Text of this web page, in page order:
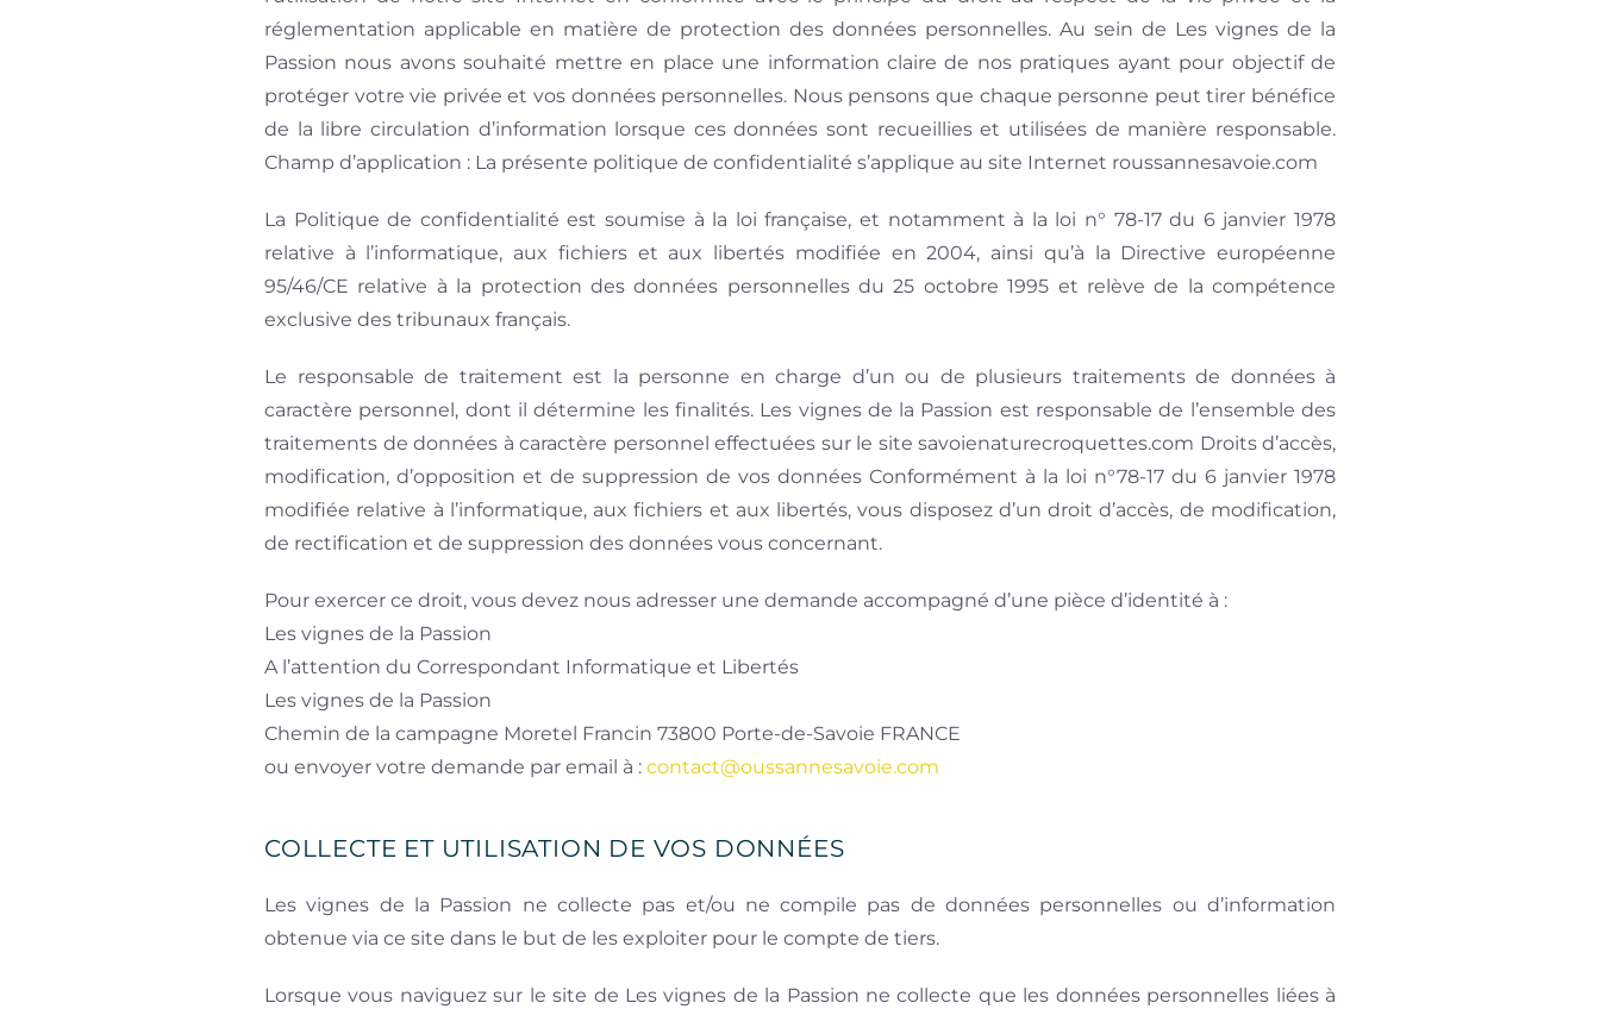
réglementation applicable en matière de protection des données personnelles. Au sein de Les vignes de la
Passion nous avons souhaité mettre en place une information claire de nos pratiques ayant pour objectif de
protéger votre vie privée et vos données personnelles. Nous pensons que chaque personne peut tirer bénéfice
de la libre circulation d’information lorsque ces données sont recueillies et utilisées de manière responsable.
Champ d’application : La présente politique de confidentialité s’applique au site Internet roussannesavoie.com
La Politique de confidentialité est soumise à la loi française, et notamment à la loi n° 78-17 du 6 janvier 1978
relative à l’informatique, aux fichiers et aux libertés modifiée en 2004, ainsi qu’à la Directive européenne
95/46/CE relative à la protection des données personnelles du 25 octobre 1995 et relève de la compétence
exclusive des tribunaux français.
Le responsable de traitement est la personne en charge d’un ou de plusieurs traitements de données à
caractère personnel, dont il détermine les finalités. Les vignes de la Passion est responsable de l’ensemble des
traitements de données à caractère personnel effectuées sur le site savoienaturecroquettes.com Droits d’accès,
modification, d’opposition et de suppression de vos données Conformément à la loi n°78-17 du 6 janvier 1978
modifiée relative à l’informatique, aux fichiers et aux libertés, vous disposez d’un droit d’accès, de modification,
de rectification et de suppression des données vous concernant.
Pour exercer ce droit, vous devez nous adresser une demande accompagné d’une pièce d’identité à :
Les vignes de la Passion
A l’attention du Correspondant Informatique et Libertés
Les vignes de la Passion
Chemin de la campagne Moretel Francin 73800 Porte-de-Savoie FRANCE
ou envoyer votre demande par email à : contact@oussannesavoie.com
COLLECTE ET UTILISATION DE VOS DONNÉES
Les vignes de la Passion ne collecte pas et/ou ne compile pas de données personnelles ou d’information
obtenue via ce site dans le but de les exploiter pour le compte de tiers.
Lorsque vous naviguez sur le site de Les vignes de la Passion ne collecte que les données personnelles liées à